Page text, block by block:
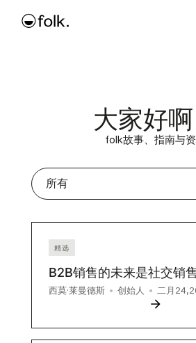
大家好啊
folk故事、指南与
所有
精选
B2B销售的未来是社交销售
西莫·莱曼德斯 • 创始人 • 二月